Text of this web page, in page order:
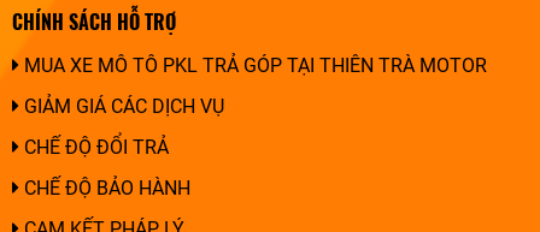
CHÍNH SÁCH HỖ TRỢ
MUA XE MÔ TÔ PKL TRẢ GÓP TẠI THIÊN TRÀ MOTOR
GIẢM GIÁ CÁC DỊCH VỤ
CHẾ ĐỘ ĐỔI TRẢ
CHẾ ĐỘ BẢO HÀNH